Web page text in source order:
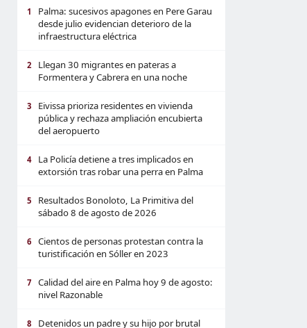
1
Palma: sucesivos apagones en Pere Garau
desde julio evidencian deterioro de la
infraestructura eléctrica
2
Llegan 30 migrantes en pateras a
Formentera y Cabrera en una noche
3
Eivissa prioriza residentes en vivienda
pública y rechaza ampliación encubierta
del aeropuerto
4
La Policía detiene a tres implicados en
extorsión tras robar una perra en Palma
5
Resultados Bonoloto, La Primitiva del
sábado 8 de agosto de 2026
6
Cientos de personas protestan contra la
turistificación en Sóller en 2023
7
Calidad del aire en Palma hoy 9 de agosto:
nivel Razonable
8
Detenidos un padre y su hijo por brutal